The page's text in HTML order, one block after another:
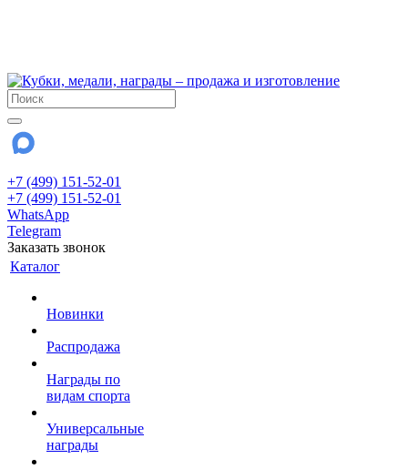
+7 (499) 151-52-01
+7 (499) 151-52-01
WhatsApp
Telegram
Заказать звонок
Каталог
Новинки
Распродажа
Награды по
видам спорта
Универсальные
награды